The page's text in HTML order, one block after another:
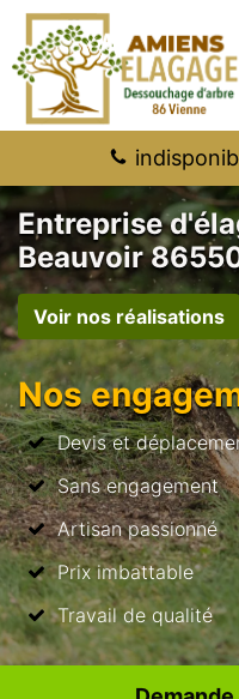
Entreprise
Beauvoir
Voir nos réalisations
Nos
Devis et
Sans engagement
Artisan passionné
Prix imbattable
Travail de qualité